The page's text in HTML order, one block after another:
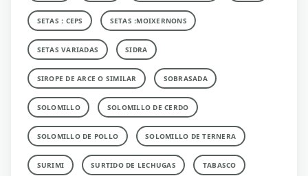
SETAS : CEPS SETAS :MOIXERNONS
SETAS VARIADAS SIDRA
SIROPE DE ARCE O SIMILAR SOBRASADA
SOLOMILLO SOLOMILLO DE CERDO
SOLOMILLO DE POLLO SOLOMILLO DE TERNERA
SURIMI SURTIDO DE LECHUGAS TABASCO